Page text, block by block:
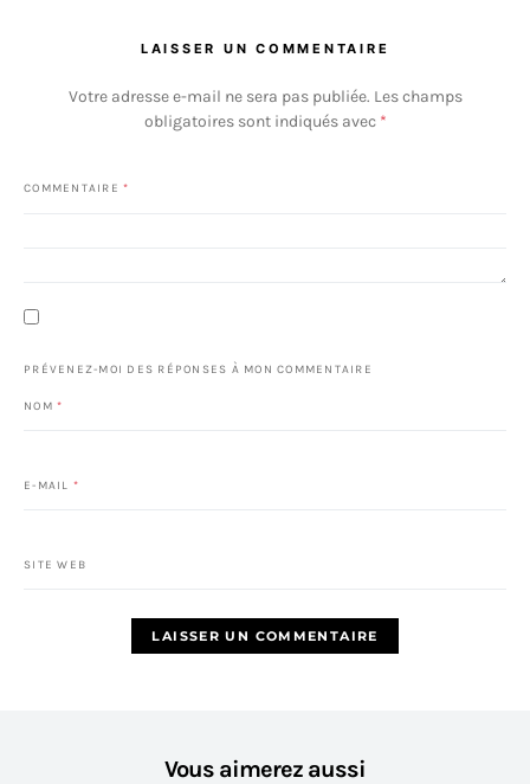
LAISSER UN COMMENTAIRE
Votre adresse e-mail ne sera pas publiée. Les champs
obligatoires sont indiqués avec *
COMMENTAIRE *
PRÉVENEZ-MOI DES RÉPONSES À MON COMMENTAIRE
NOM *
E-MAIL *
SITE WEB
Vous aimerez aussi